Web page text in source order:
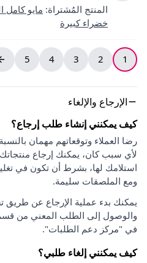
المنتج المُشتراة: مايو كامل
خضراء كبيرة
1
2
3
4
5
الإرجاع والإلغاء
كيف يمكنني إنشاء طلب إرجاع؟
رضا العملاء وتوقعاتهم مهمان
استلامك لها، بشرط أن تكون في
ومع الملصقات سليمة.
يمكنك بدء عملية الإرجاع عن
والوصول إلى الطلب المعني من
في "مركز دعم الطلبات".
كيف يمكنني إلغاء طلبي؟